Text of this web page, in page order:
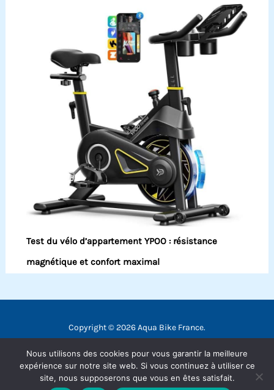
Test du vélo d’appartement YPOO : résistance
magnétique et confort maximal
Copyright © 2026 Aqua Bike France.
Contact
Mentions légales
Politique de confidentialité
Nous utilisons des cookies pour vous garantir la meilleure
expérience sur notre site web. Si vous continuez à utiliser ce
site, nous supposerons que vous en êtes satisfait.